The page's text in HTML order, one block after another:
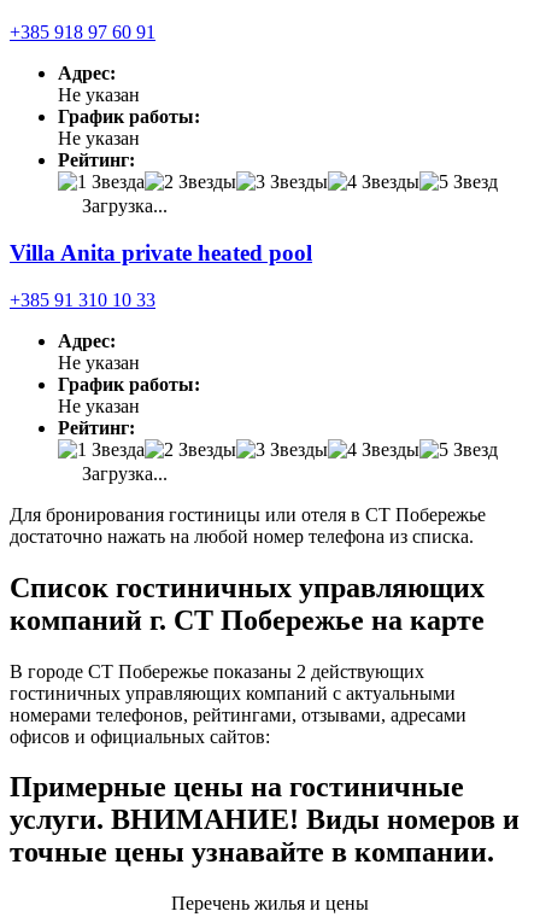
+385 918 97 60 91
Адрес:
Не указан
График работы:
Не указан
Рейтинг:
Загрузка...
Villa Anita private heated pool
+385 91 310 10 33
Адрес:
Не указан
График работы:
Не указан
Рейтинг:
Загрузка...
Для бронирования гостиницы или отеля в СТ Побережье
достаточно нажать на любой номер телефона из списка.
Список гостиничных управляющих
компаний г. СТ Побережье на карте
В городе СТ Побережье показаны 2 действующих
гостиничных управляющих компаний с актуальными
номерами телефонов, рейтингами, отзывами, адресами
офисов и официальных сайтов:
Примерные цены на гостиничные
услуги. ВНИМАНИЕ! Виды номеров и
точные цены узнавайте в компании.
Перечень жилья и цены